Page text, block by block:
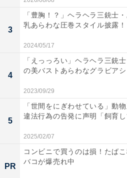
3
「豊胸！？」ヘラヘラ三銃士
乳あらわな圧巻スタイル披露
2024/05/17
4
「えっっろい」ヘラヘラ三銃
の美バストあらわなグラビア
2023/09/29
5
「世間をにぎわせている」動
違法行為の告発に声明「飼育
2025/02/07
PR
コンビニで買うのは損！たば
バコが爆売れ中